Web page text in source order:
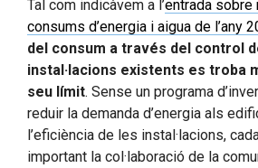
Tal com indicàvem a l’entrada
consums d’energia i aigua de l’any
del consum a través del control
instal·lacions existents es troba
seu límit. Sense un programa
reduir la demanda d’energia als
l’eficiència de les instal·lacions,
important la col·laboració de la